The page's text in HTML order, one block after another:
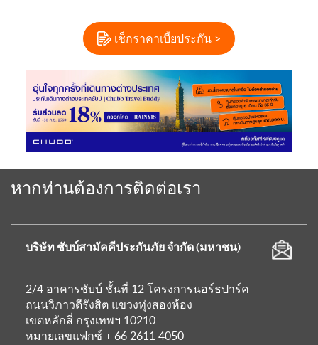
เช็กราคาเบี้ยประกัน >
หากท่านต้องการติดต่อเรา
บริษัท ชับบ์สามัคคีประกันภัย จำกัด (มหาชน)
2/4 อาคารชับบ์ ชั้นที่ 12 โครงการนอร์ธปาร์ค
ถนนวิภาวดีรังสิต แขวงทุ่งสองห้อง
เขตหลักสี่ กรุงเทพฯ 10210
หมายเลขแฟกซ์ + 66 2611 4050